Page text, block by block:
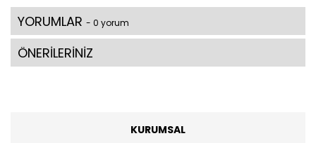
YORUMLAR - 0 yorum
ÖNERİLERİNİZ
KURUMSAL